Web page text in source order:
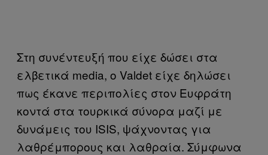
Στη συνέντευξή που είχε δώσει στα
ελβετικά media, o Valdet είχε δηλώσει
πως έκανε περιπολίες στον Ευφράτη
κοντά στα τουρκικά σύνορα μαζί με
δυνάμεις του ISIS, ψάχνοντας για
λαθρέμπορους και λαθραία. Σύμφωνα